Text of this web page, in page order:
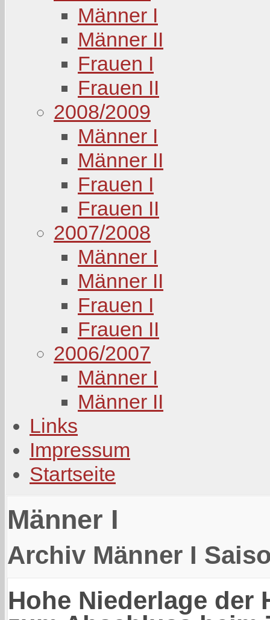
Männer I
Männer II
Frauen I
Frauen II
2008/2009
Männer I
Männer II
Frauen I
Frauen II
2007/2008
Männer I
Männer II
Frauen I
Frauen II
2006/2007
Männer I
Männer II
Links
Impressum
Startseite
Männer I
Archiv Männer I
Hohe Niederlage der